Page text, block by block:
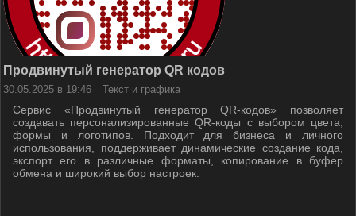
Продвинутый генератор QR кодов
30.05.2025 в 19:46 Текст и графика
Сервис «Продвинутый генератор QR-кодов» позволяет
создавать персонализированные QR-коды с выбором цвета,
формы и логотипов. Подходит для бизнеса и личного
использования, поддерживает динамические создание кода,
экспорт его в различные форматы, копирование в буфер
обмена и широкий выбор настроек.